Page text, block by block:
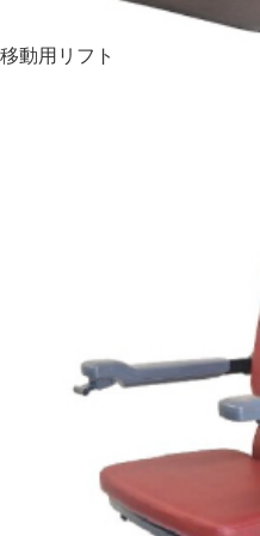
移動用リフト